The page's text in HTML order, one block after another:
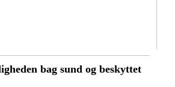
bag sund og beskyttet